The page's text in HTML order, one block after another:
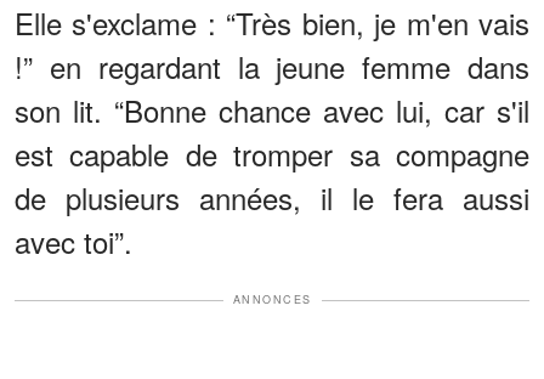
Elle s'exclame : “Très bien, je m'en vais
!” en regardant la jeune femme dans
son lit. “Bonne chance avec lui, car s'il
est capable de tromper sa compagne
de plusieurs années, il le fera aussi
avec toi”.
ANNONCES